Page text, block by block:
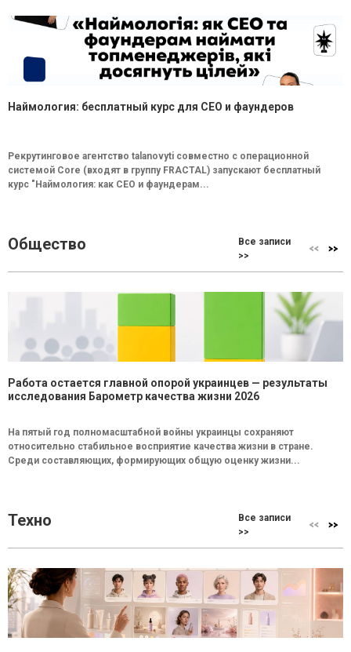
Наймология: бесплатный курс для CEO и фаундеров
Рекрутинговое агентство talanovyti совместно с операционной
системой Core (входят в группу FRACTAL) запускают бесплатный
курс "Наймология: как СEO и фаундерам...
Общество
Все записи
>>
Работа остается главной опорой украинцев — результаты
исследования Барометр качества жизни 2026
На пятый год полномасштабной войны украинцы сохраняют
относительно стабильное восприятие качества жизни в стране.
Среди составляющих, формирующих общую оценку жизни...
Техно
Все записи
>>